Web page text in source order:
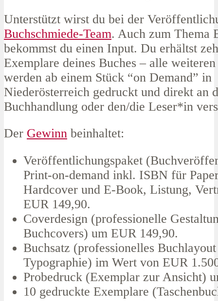
Unterstützt wirst du bei der
Buchschmiede-Team. Auch zum Thema
bekommst du einen Input. Du erhältst
Exemplare deines Buches – alle
werden ab einem Stück “on Demand” in
Niederösterreich gedruckt und direkt an
Buchhandlung oder den/die Leser*in
Der Gewinn beinhaltet:
Veröffentlichungspaket
Print-on-demand inkl. ISBN für
Hardcover und E-Book, Listung,
EUR 149,90.
Coverdesign (professionelle
Buchcovers) um EUR 149,90.
Buchsatz (professionelles
Typographie) im Wert von EUR
Probedruck (Exemplar zur Ansicht)
10 gedruckte Exemplare